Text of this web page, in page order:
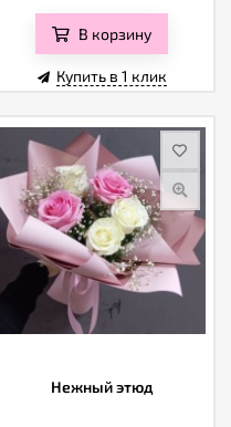
В корзину
Купить в 1 клик
Нежный этюд